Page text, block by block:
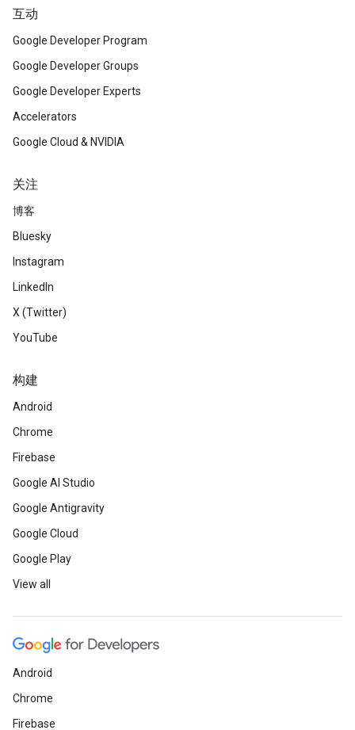
互动
Google Developer Program
Google Developer Groups
Google Developer Experts
Accelerators
Google Cloud & NVIDIA
关注
博客
Bluesky
Instagram
LinkedIn
X (Twitter)
YouTube
构建
Android
Chrome
Firebase
Google AI Studio
Google Antigravity
Google Cloud
Google Play
View all
Android
Chrome
Firebase